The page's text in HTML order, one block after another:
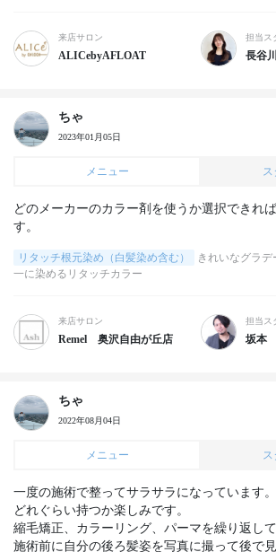
来店サロン
ALICebyAFLOAT
担当ス
長谷
ちゃ
2023年01月05日
メニュー ス
どのメーカーのカラー剤を使うか選択できれ
す。
リタッチ根元染め（白髪染め含む）
きれいなグラ
一に染めるリタッチカラー
来店サロン
Remel 奥沢自由が丘店
担当ス
坂本
ちゃ
2022年08月04日
メニュー ス
一度の施術で整ってサラサラになっています。
どれぐらい持つか楽しみです。
縮毛矯正、カラーリング、パーマを繰り返し
施術前に自分の後ろ髪姿を写真に撮って後で